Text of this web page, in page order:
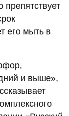
его мыть в
и выше»,